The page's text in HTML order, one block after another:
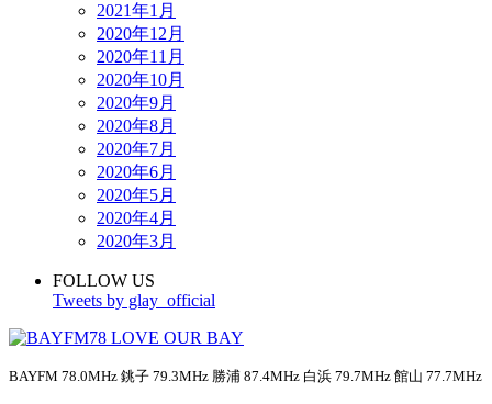
2021年1月
2020年12月
2020年11月
2020年10月
2020年9月
2020年8月
2020年7月
2020年6月
2020年5月
2020年4月
2020年3月
FOLLOW US
Tweets by glay_official
BAYFM 78.0MHz 銚子 79.3MHz 勝浦 87.4MHz 白浜 79.7MHz 館山 77.7MHz